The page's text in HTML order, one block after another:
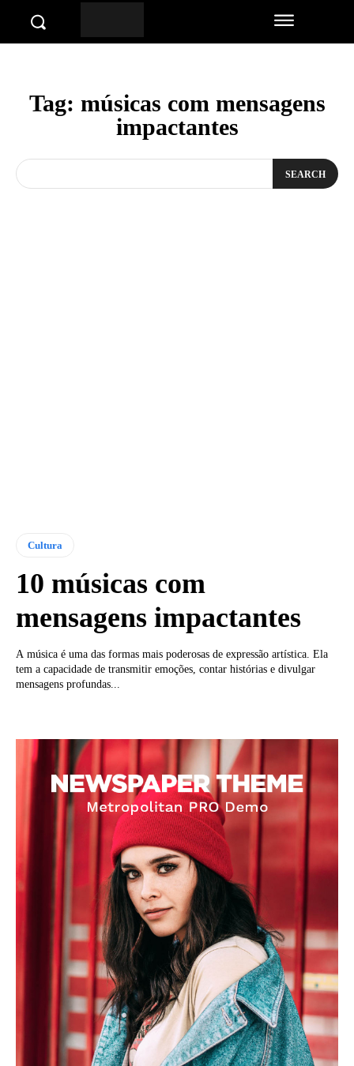
Tag: músicas com mensagens
impactantes
SEARCH
Cultura
10 músicas com
mensagens impactantes
A música é uma das formas mais poderosas de expressão artística. Ela
tem a capacidade de transmitir emoções, contar histórias e divulgar
mensagens profundas...